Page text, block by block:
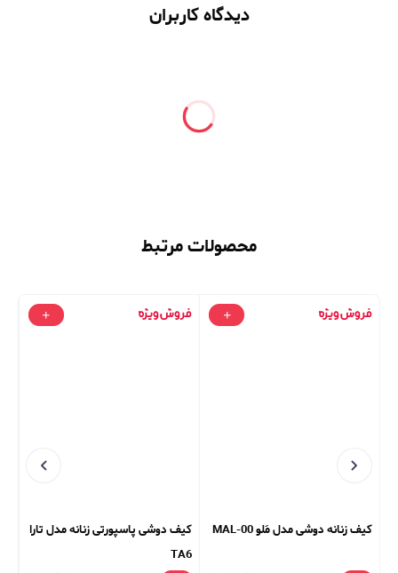
دیدگاه کاربران
محصولات مرتبط
کیف زنانه دوشی مدل مَلو MAL-00
کیف دوشی پاسپورتی زنانه مدل تارا
TA6